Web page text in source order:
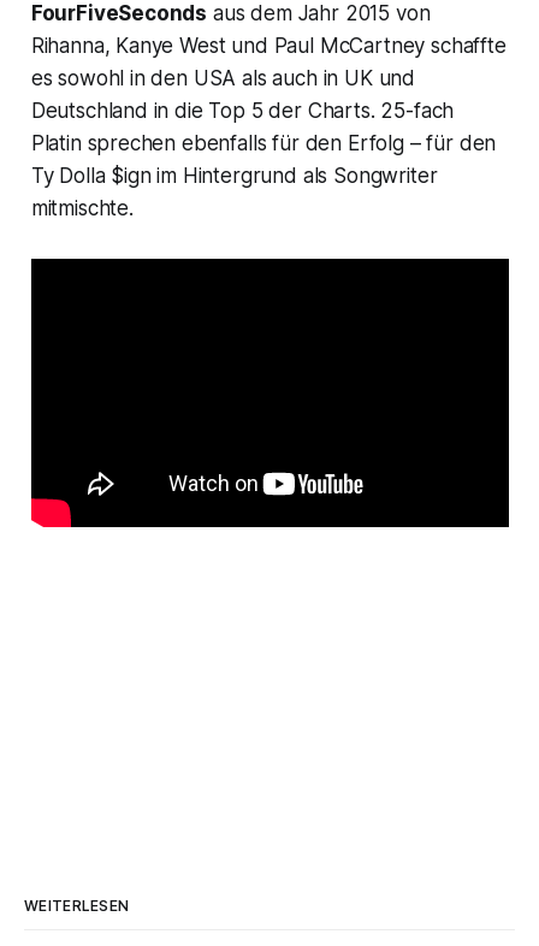
FourFiveSeconds aus dem Jahr 2015 von
Rihanna, Kanye West und Paul McCartney schaffte
es sowohl in den USA als auch in UK und
Deutschland in die Top 5 der Charts. 25-fach
Platin sprechen ebenfalls für den Erfolg – für den
Ty Dolla $ign im Hintergrund als Songwriter
mitmischte.
WEITERLESEN